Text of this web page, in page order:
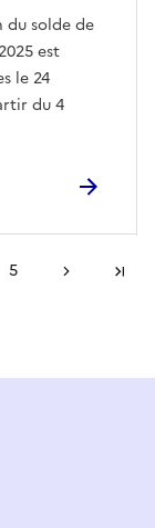
solde de
est
le 24
du 4
5 Page